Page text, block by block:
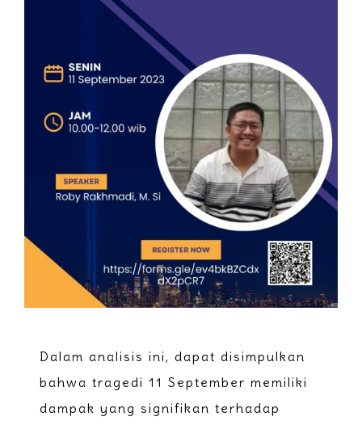
Dalam analisis ini, dapat disimpulkan
bahwa tragedi 11 September memiliki
dampak yang signifikan terhadap